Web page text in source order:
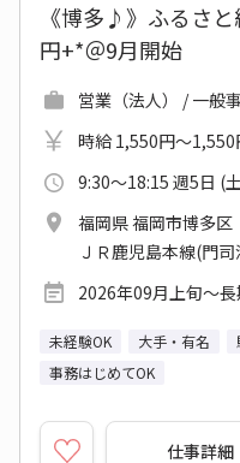
《博多♪》ふるさ
円+*＠9月開始
営業（法人） / 一般
時給 1,550円～1,550
9:30～18:15 週5日 (
福岡県 福岡市博多区
ＪＲ鹿児島本線(門
2026年09月上旬～
未経験OK 大手・有名
事務はじめてOK
仕事詳細